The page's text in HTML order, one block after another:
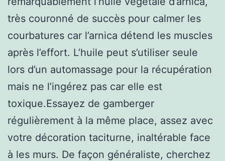
très couronné de succès pour calmer les
courbatures car l’arnica détend les muscles
après l’effort. L’huile peut s’utiliser seule
lors d’un automassage pour la récupération
mais ne l’ingérez pas car elle est
toxique.Essayez de gamberger
régulièrement à la même place, assez avec
votre décoration taciturne, inaltérable face
à les murs. De façon généraliste, cherchez